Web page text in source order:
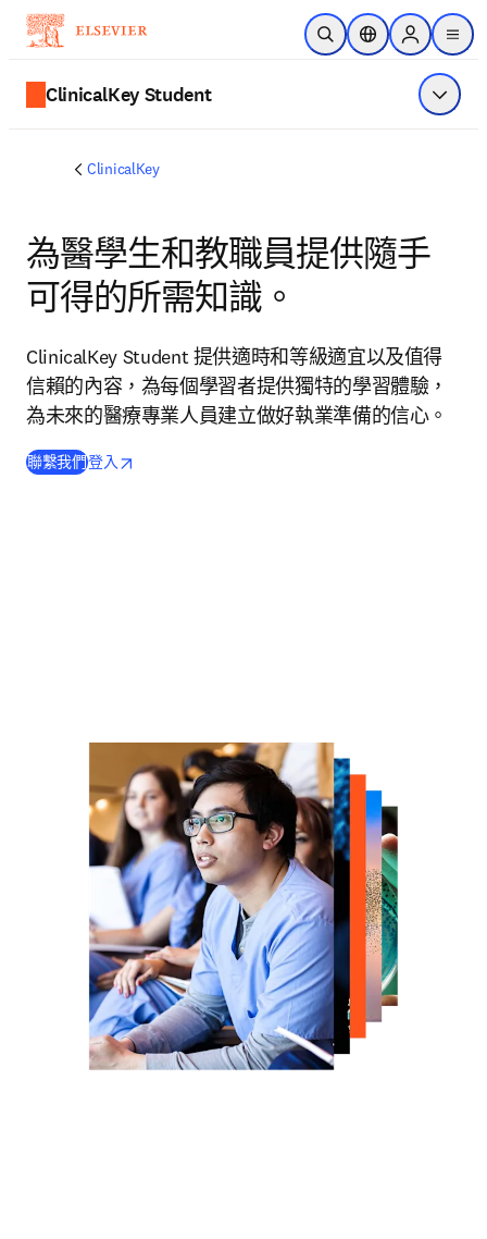
跳到主要內容
公開搜尋位置選擇器Sign in to
menu
ClinicalKey Student 顯示選
ClinicalKey
為醫學生和教職員提供隨手
可得的所需知識。
ClinicalKey Student 提供適時和等級適宜以及值得
信賴的內容，為每個學習者提供獨特的學習體驗，
為未來的醫療專業人員建立做好執業準備的信心。
聯繫我們登入 打開新的分頁／視窗
opens in new tab/window